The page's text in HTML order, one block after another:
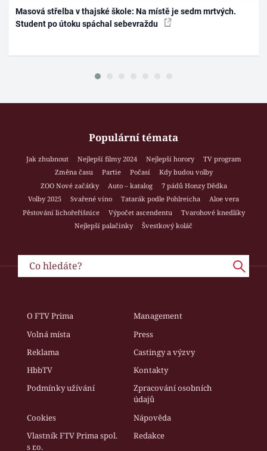
Masová střelba v thajské škole: Na místě je sedm mrtvých.
Student po útoku spáchal sebevraždu
Populární témata
Jak zhubnout Nejlepší filmy 2024 Nejlepší horory
TV program
Změna času
Partie Počasí
Kdy budou volby
ZOO Nové začátky
Auto – katalog
7 pádů Honzy Dědka
Volby 2025
Svařené víno Tatarák podle Pohlreicha
Aloe vera
Pěstování lichořeřišnice
Výpočet ascendentu
Tvarohové knedlíky
Nejlepší palačinky
Švestkový koláč
O FTV Prima
Management
Volná místa
Press
Reklama
Castingy a výzvy
HbbTV
Kontakty
Podmínky užívání
Zpracování osobních
údajů
Cookies
Nápověda
Vlastník FTV Prima spol.
s r.o.
Redakce